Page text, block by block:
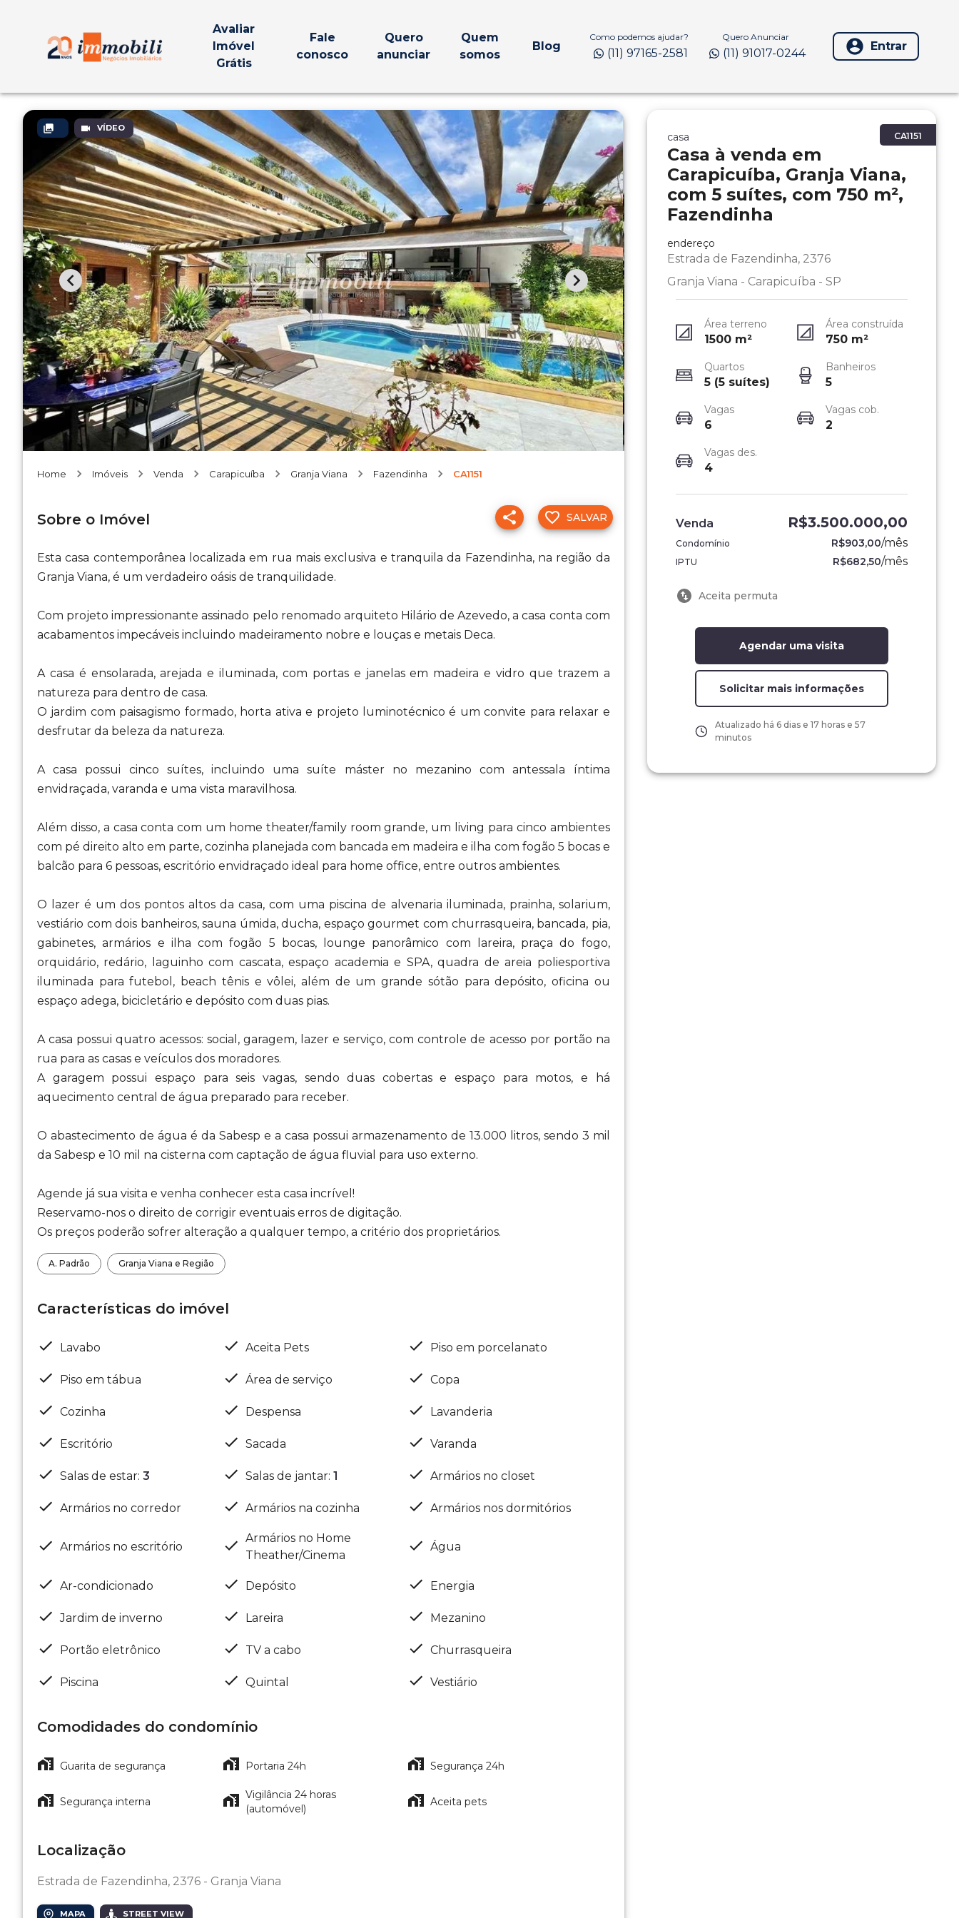
Avaliar
Imóvel
Grátis
Fale
conosco
Quero
anunciar
Quem
somos
Blog
Como podemos ajudar?
(11) 97165-2581
Quero Anunciar
(11) 91017-0244 Entrar
VÍDEO
Home Imóveis Venda Carapicuíba Granja Viana Fazendinha CA1151
Sobre o Imóvel
Esta casa contemporânea localizada em rua mais exclusiva e tranquila da Fazendinha, na região da
Granja Viana, é um verdadeiro oásis de tranquilidade.
Com projeto impressionante assinado pelo renomado arquiteto Hilário de Azevedo, a casa conta com
acabamentos impecáveis incluindo madeiramento nobre e louças e metais Deca.
A casa é ensolarada, arejada e iluminada, com portas e janelas em madeira e vidro que trazem a
natureza para dentro de casa.
O jardim com paisagismo formado, horta ativa e projeto luminotécnico é um convite para relaxar e
desfrutar da beleza da natureza.
A casa possui cinco suítes, incluindo uma suíte máster no mezanino com antessala íntima
envidraçada, varanda e uma vista maravilhosa.
Além disso, a casa conta com um home theater/family room grande, um living para cinco ambientes
com pé direito alto em parte, cozinha planejada com bancada em madeira e ilha com fogão 5 bocas e
balcão para 6 pessoas, escritório envidraçado ideal para home office, entre outros ambientes.
O lazer é um dos pontos altos da casa, com uma piscina de alvenaria iluminada, prainha, solarium,
vestiário com dois banheiros, sauna úmida, ducha, espaço gourmet com churrasqueira, bancada, pia,
gabinetes, armários e ilha com fogão 5 bocas, lounge panorâmico com lareira, praça do fogo,
orquidário, redário, laguinho com cascata, espaço academia e SPA, quadra de areia poliesportiva
iluminada para futebol, beach tênis e vôlei, além de um grande sótão para depósito, oficina ou
espaço adega, bicicletário e depósito com duas pias.
A casa possui quatro acessos: social, garagem, lazer e serviço, com controle de acesso por portão na
rua para as casas e veículos dos moradores.
A garagem possui espaço para seis vagas, sendo duas cobertas e espaço para motos, e há
aquecimento central de água preparado para receber.
O abastecimento de água é da Sabesp e a casa possui armazenamento de 13.000 litros, sendo 3 mil
da Sabesp e 10 mil na cisterna com captação de água fluvial para uso externo.
Agende já sua visita e venha conhecer esta casa incrível!
Reservamo-nos o direito de corrigir eventuais erros de digitação.
Os preços poderão sofrer alteração a qualquer tempo, a critério dos proprietários.
A. Padrão Granja Viana e Região
SALVAR
Características do imóvel
Lavabo Aceita Pets Piso em porcelanato
Piso em tábua Área de serviço Copa
Cozinha Despensa Lavanderia
Escritório Sacada Varanda
Salas de estar: 3 Salas de jantar: 1 Armários no closet
Armários no corredor Armários na cozinha Armários nos dormitórios
Armários no escritório
Armários no Home
Theather/Cinema
Água
Ar-condicionado Depósito Energia
Jardim de inverno Lareira Mezanino
Portão eletrônico TV a cabo Churrasqueira
Piscina Quintal Vestiário
Comodidades do condomínio
Guarita de segurança Portaria 24h Segurança 24h
Segurança interna
Vigilância 24 horas
(automóvel)
Aceita pets
Localização
Estrada de Fazendinha, 2376 - Granja Viana
MAPA STREET VIEW
CA1151
casa
Casa à venda em
Carapicuíba, Granja Viana,
com 5 suítes, com 750 m²,
Fazendinha
endereço
Estrada de Fazendinha, 2376
Granja Viana - Carapicuíba - SP
Área terreno
1500m²
Área construída
750 m²
Quartos
5 (5 suítes)
Banheiros
5
Vagas
6
Vagas cob.
2
Vagas des.
4
Venda R$3.500.000,00
Condomínio R$903,00/mês
IPTU R$682,50/mês
Aceita permuta
Agendar uma visita
Solicitar mais informações
Atualizado há 6 dias e 17 horas e 57
minutos